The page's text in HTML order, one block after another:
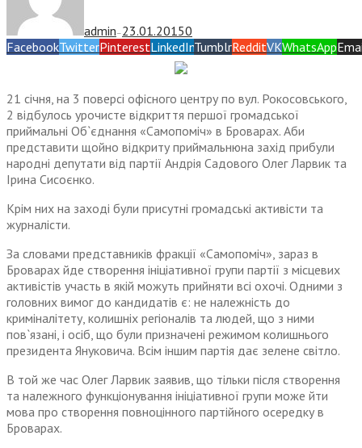
admin — 23.01.20150
FacebookTwitterPinterestLinkedInTumblrRedditVKWhatsApp
21 січня, на 3 поверсі офісного центру по вул. Рокосовського,
2 відбулось урочисте відкриття першої громадської
приймальні Об`єднання «Самопоміч» в Броварах. Аби
представити щойно відкриту приймальнюна захід прибули
народні депутати від партії Андрія Садового Олег Ларвик та
Ірина Сисоєнко.
Крім них на заході були присутні громадські активісти та
журналісти.
За словами представників фракції «Самопоміч», зараз в
Броварах йде створення ініціативної групи партії з місцевих
активістів участь в якій можуть прийняти всі охочі. Одними з
головних вимог до кандидатів є: не належність до
криміналітету, колишніх регіоналів та людей, що з ними
пов`язані, і осіб, що були призначені режимом колишнього
президента Януковича. Всім іншим партія дає зелене світло.
В той же час Олег Ларвик заявив, що тільки після створення
та належного функціонування ініціативної групи може йти
мова про створення повноцінного партійного осередку в
Броварах.